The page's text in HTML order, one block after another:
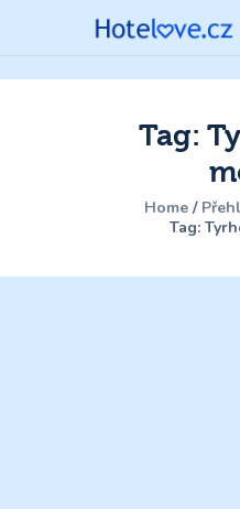
Tag:
Home
Tag: